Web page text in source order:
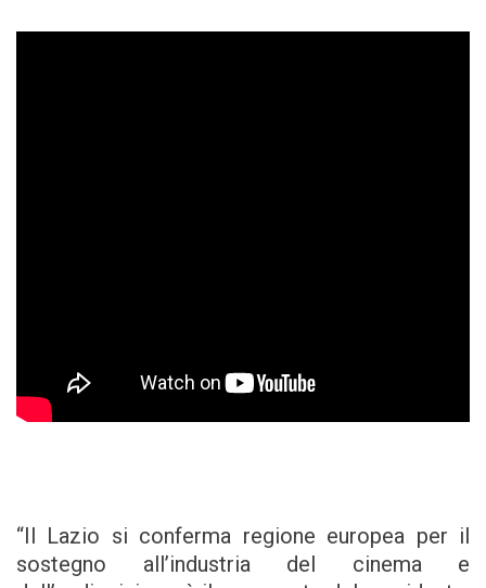
“Il Lazio si conferma regione europea per il
sostegno all’industria del cinema e